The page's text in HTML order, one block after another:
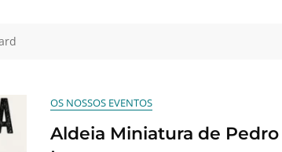
OS NOSSOS EVENTOS
Aldeia Miniatura de Pedro